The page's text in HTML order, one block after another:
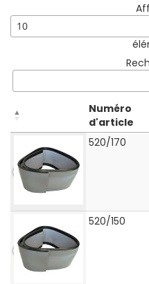
Numéro
d'article
520/170
520/150